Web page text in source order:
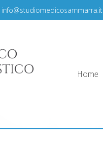
info@studiomedicosammarra.it
Home